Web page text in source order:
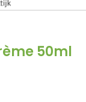
50ml